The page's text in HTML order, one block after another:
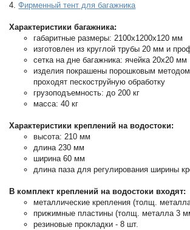
4.Фирменный тент для багажника
Характеристики багажника:
габаритные размеры: 2100х1200x120 мм
изготовлен из круглой трубы 20 мм и
сетка на дне багажника: ячейка 20х20 мм
изделия покрашены порошковым
проходят пескоструйную обработку
грузоподъемность: до 200 кг
масса: 40 кг
Характеристики креплений на водостоки:
высота: 210 мм
длина 230 мм
ширина 60 мм
длина паза для регулирования ширины
В комплект креплений на водостоки входят:
металлические крепления (толщ.
прижимные пластины (толщ. металла 3
резиновые прокладки - 8 шт.